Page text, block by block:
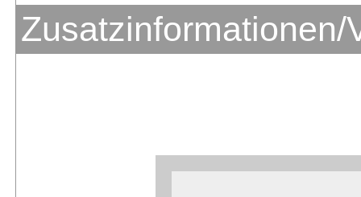
Zusatzinformationen/